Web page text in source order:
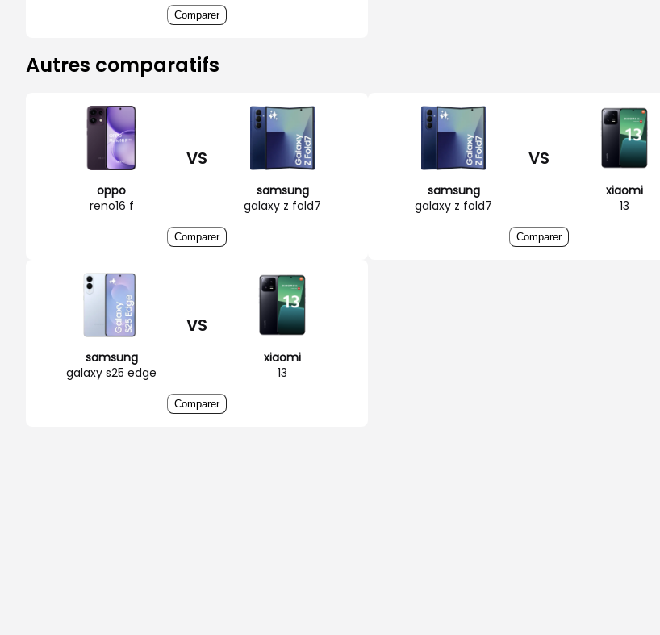
Comparer
Autres comparatifs
oppo
reno16 f
VS
samsung
galaxy z fold7
Comparer
samsung
galaxy z fold7
VS
xiaomi
13
Comparer
samsung
galaxy s25 edge
VS
xiaomi
13
Comparer